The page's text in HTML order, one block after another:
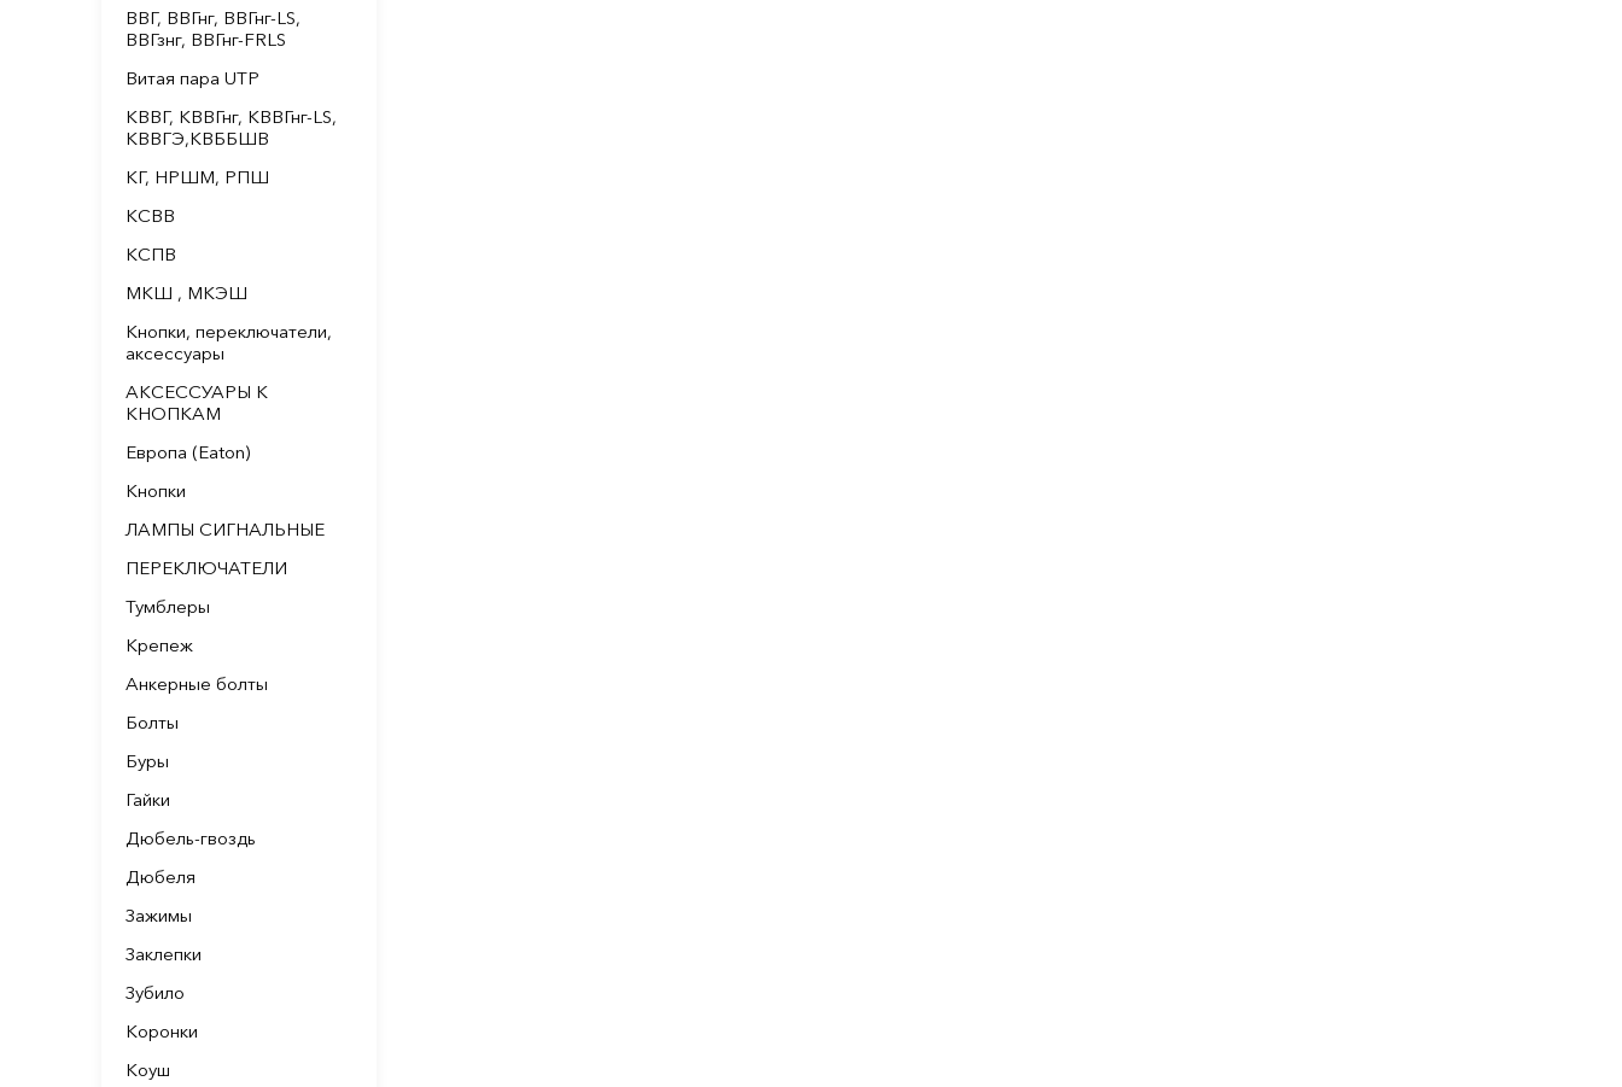
ВВГ, ВВГнг, ВВГнг-LS,
ВВГзнг, ВВГнг-FRLS
Витая пара UTP
КВВГ, КВВГнг, КВВГнг-LS,
КВВГЭ,КВББШВ
КГ, НРШМ, РПШ
КСВВ
КСПВ
МКШ , МКЭШ
Кнопки, переключатели,
аксессуары
АКСЕССУАРЫ К
КНОПКАМ
Европа (Eaton)
Кнопки
ЛАМПЫ СИГНАЛЬНЫЕ
ПЕРЕКЛЮЧАТЕЛИ
Тумблеры
Крепеж
Анкерные болты
Болты
Буры
Гайки
Дюбель-гвоздь
Дюбеля
Зажимы
Заклепки
Зубило
Коронки
Коуш